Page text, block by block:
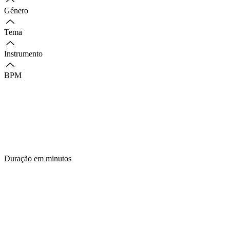
Género
Tema
Instrumento
BPM
Duração em minutos